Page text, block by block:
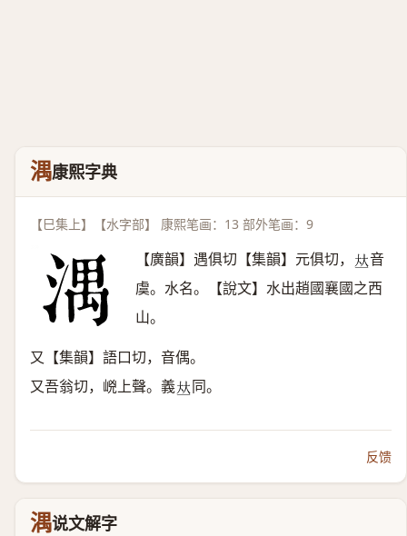
湡康熙字典
【巳集上】【水字部】 康熙笔画：13 部外笔画：9
【廣韻】遇俱切【集韻】元俱切， 𠀤音
虞。水名。【說文】水出趙國襄國之西
山。
又【集韻】語口切，音偶。
又吾翁切，㟅上聲。義𠀤同。
反馈
湡说文解字